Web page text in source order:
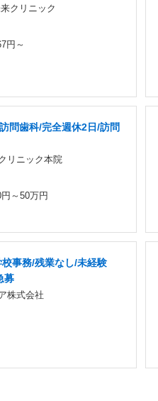
クリニック
円～
問歯科/完全週休2日/訪問
リニック本院
～50万円
事務/残業なし/未経験
募
株式会社